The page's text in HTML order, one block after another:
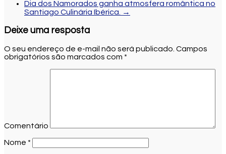
Dia dos Namorados ganha atmosfera romântica no
Santiago Culinária Ibérica.
→
Deixe uma resposta
O seu endereço de e-mail não será publicado. Campos
obrigatórios são marcados com *
Comentário
Nome *